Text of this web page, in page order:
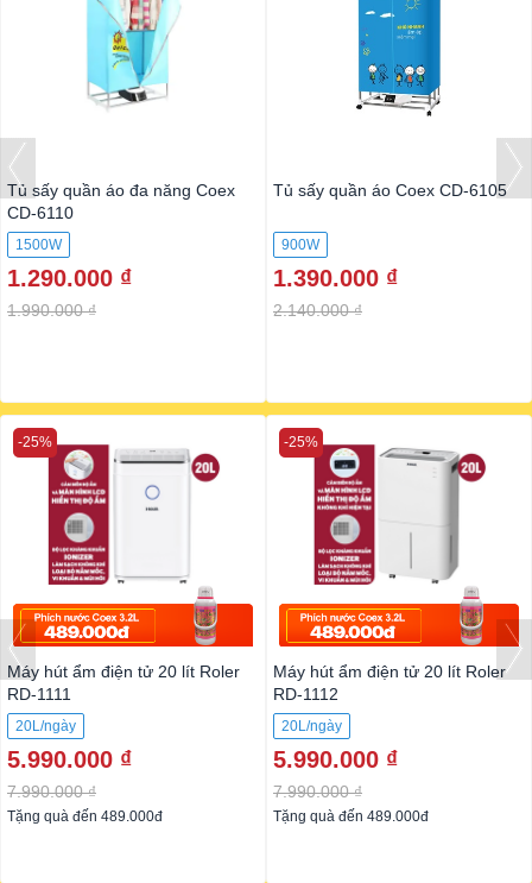
Tủ sấy quần áo đa năng Coex
CD-6110
1500W
1.290.000 ₫
1.990.000 ₫
Tủ sấy quần áo Coex CD-6105
900W
1.390.000 ₫
2.140.000 ₫
Máy hút ẩm điện tử 20 lít Roler
RD-1111
20L/ngày
5.990.000 ₫
7.990.000 ₫
-25%
Tặng quà đến 489.000đ
Máy hút ẩm điện tử 20 lít Roler
RD-1112
20L/ngày
5.990.000 ₫
7.990.000 ₫
-25%
Tặng quà đến 489.000đ